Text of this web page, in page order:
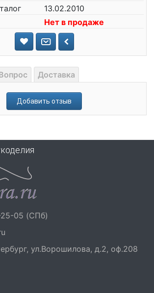
13.02.2010
Нет в продаже
Доставка
Добавить отзыв
05 (СПб)
ул.Ворошилова, д.2, оф.208